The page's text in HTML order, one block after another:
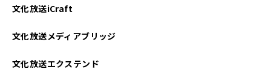
文化放送iCraft
文化放送メディアブリッジ
文化放送エクステンド